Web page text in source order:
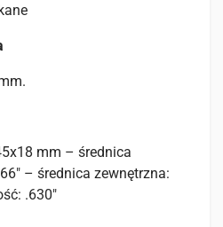
mm – średnica
– średnica zewnętrzna:
.630″